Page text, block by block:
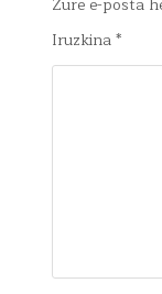
Zure e-posta
Iruzkina*